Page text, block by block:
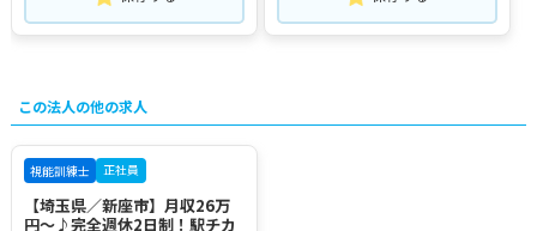
この法人の他の求人
視能訓練士 正社員
【埼玉県／新座市】月収26万
円～♪完全週休2日制！駅チカ